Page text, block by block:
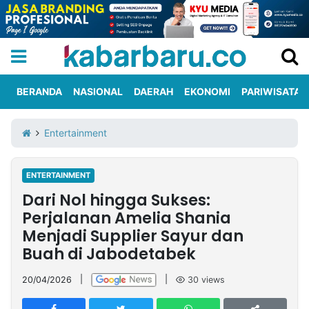
Iklan
Berita
Kami
Nasional
International
Olahraga
Entertainment
Daerah
Pariwisata
Kuliner
Kolom
Network
PT
TREETAN
BERANDA NASIONAL DAERAH EKONOMI PARIWISATA
Entertainment
ENTERTAINMENT
Dari Nol hingga Sukses:
Perjalanan Amelia Shania
Menjadi Supplier Sayur dan
Buah di Jabodetabek
20/04/2026 30 views